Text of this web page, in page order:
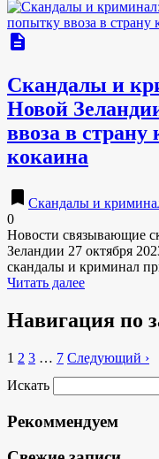
description
Скандалы и
Новой
ввоза в
кокаина
bookmark Скандалы и
0
Новости связывающие
Зеландии 27 октября
скандалы и криминал
Читать далее
Навигация по
1 2 3 … 7 Следующий ›
Искать
Рекоммендуем